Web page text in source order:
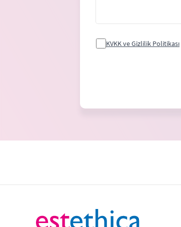
KVKK ve Gizlilik Politikası